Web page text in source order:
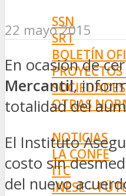
SSN
SRT
BOLETÍN
PROYECTOS
SOCIEDADES
OTRAS
NOTICIAS
LA CONFE
ITC
INESE –
22 mayo 2015
En ocasión de
Mercantil,
totalidad del
El Instituto
costo sin
del nuevo